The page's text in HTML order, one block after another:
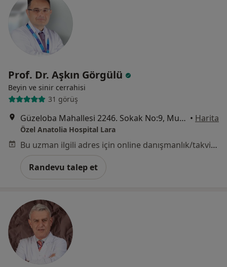
Prof. Dr. Aşkın Görgülü
Beyin ve sinir cerrahisi
31 görüş
Güzeloba Mahallesi 2246. Sokak No:9, Muratpaşa • Harita
Özel Anatolia Hospital Lara
Bu uzman ilgili adres için online danışmanlık/takvim sunmuyor.
Randevu talep et